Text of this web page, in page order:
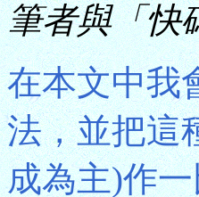
筆者與「快
在本文中我
法，並把這
成為主)作